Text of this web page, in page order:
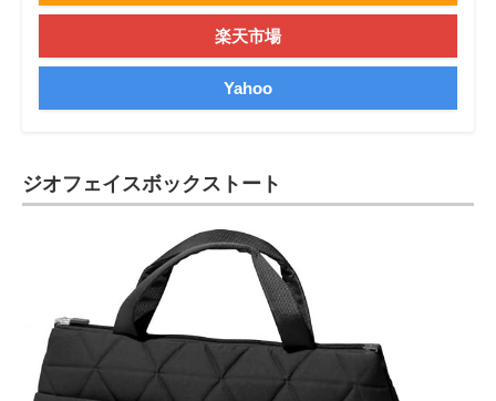
楽天市場
Yahoo
ジオフェイスボックストート